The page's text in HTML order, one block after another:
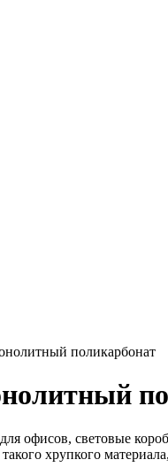
поликарбонат
офисов, световые
хрупкого